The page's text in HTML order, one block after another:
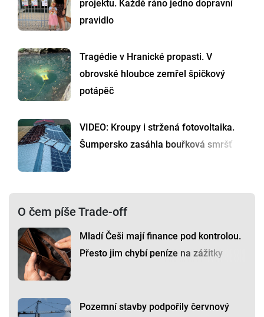
projektu. Každé ráno jedno dopravní
pravidlo
Tragédie v Hranické propasti. V
obrovské hloubce zemřel špičkový
potápěč
VIDEO: Kroupy i stržená fotovoltaika.
Šumpersko zasáhla bouřková smršť
O čem píše Trade-off
Mladí Češi mají finance pod kontrolou.
Přesto jim chybí peníze na zážitky
Pozemní stavby podpořily červnový